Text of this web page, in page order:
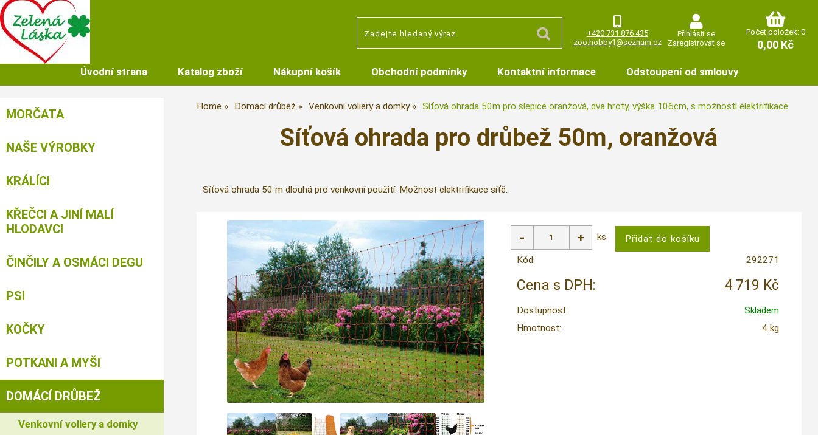
+420 731 876 435
zoo.hobby1@seznam.cz
Přihlásit se
Zaregistrovat se
Počet položek: 0
0,00 Kč
Úvodní strana Katalog zboží Nákupní košík Obchodní podmínky Kontaktní informace Odstoupení od smlouvy
Home Domácí drůbež Venkovní voliery a domky Síťová ohrada 50m pro slepice oranžová, dva hroty, výška 106cm, s možností elektrifikace
Síťová ohrada pro drůbež 50m, oranžová
Síťová ohrada 50 m dlouhá pro venkovní použití. Možnost elektrifikace síťě.
ks
Kód: 292271
Cena s DPH: 4 719 Kč
Dostupnost:
Skladem
Hmotnost:
4 kg
MORČATA
NAŠE VÝROBKY
KRÁLÍCI
KŘEČCI A JINÍ MALÍ
HLODAVCI
ČINČILY A OSMÁCI DEGU
PSI
KOČKY
POTKANI A MYŠI
DOMÁCÍ DRŮBEŽ
Venkovní voliery a domky